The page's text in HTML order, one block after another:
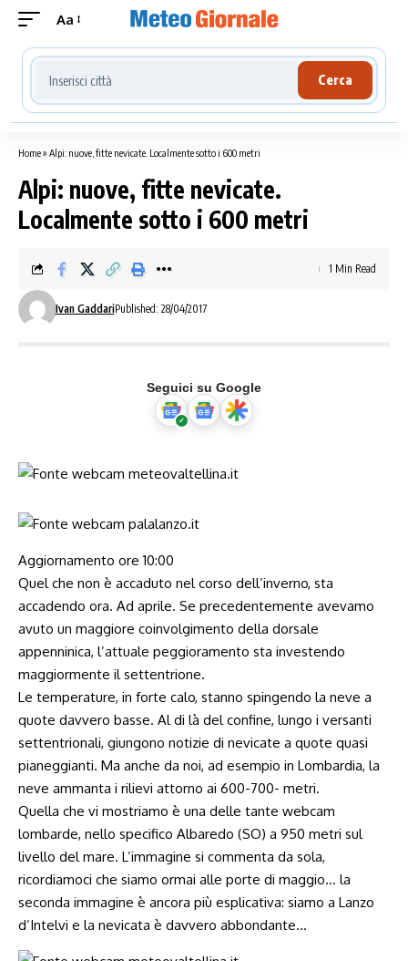
Aa
Cerca località meteo
Cerca
Home» Alpi: nuove, fitte nevicate. Localmente sotto i 600 metri
Alpi: nuove, fitte nevicate.
Localmente sotto i 600 metri
Ivan GaddariPublished: 28/04/2017
1 Min Read
Seguici su Google
Aggiornamento ore 10:00
Quel che non è accaduto nel corso dell’inverno, sta
accadendo ora. Ad aprile. Se precedentemente avevamo
avuto un maggiore coinvolgimento della dorsale
appenninica, l’attuale peggioramento sta investendo
maggiormente il settentrione.
Le temperature, in forte calo, stanno spingendo la neve a
quote davvero basse. Al di là del confine, lungo i versanti
settentrionali, giungono notizie di nevicate a quote quasi
pianeggianti. Ma anche da noi, ad esempio in Lombardia, la
neve ammanta i rilievi attorno ai 600-700- metri.
Quella che vi mostriamo è una delle tante webcam
lombarde, nello specifico Albaredo (SO) a 950 metri sul
livello del mare. L’immagine si commenta da sola,
ricordiamoci che siamo ormai alle porte di maggio… la
seconda immagine è ancora più esplicativa: siamo a Lanzo
d’Intelvi e la nevicata è davvero abbondante…